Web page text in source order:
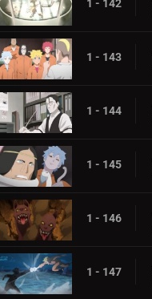
1 - 142
1 - 143
1 - 144
1 - 145
1 - 146
1 - 147